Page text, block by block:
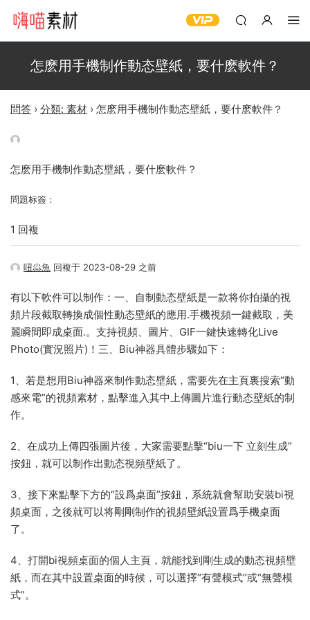
怎麽用手機制作動态壁紙，要什麽軟件？
問答 › 分類: 素材 › 怎麽用手機制作動态壁紙，要什麽軟件？
怎麽用手機制作動态壁紙，要什麽軟件？
問題标簽：
1 回複
吜尛魚 回複于 2023-08-29 之前
有以下軟件可以制作：一、自制動态壁紙是一款将你拍攝的視
頻片段截取轉換成個性動态壁紙的應用.手機視頻一鍵截取，美
麗瞬間即成桌面.。支持視頻、圖片、GIF一鍵快速轉化Live
Photo(實況照片)！三、Biu神器具體步驟如下：
1、若是想用Biu神器來制作動态壁紙，需要先在主頁裏搜索“動
感來電”的視頻素材，點擊進入其中上傳圖片進行動态壁紙的制
作。
2、在成功上傳四張圖片後，大家需要點擊“biu一下 立刻生成”
按鈕，就可以制作出動态視頻壁紙了。
3、接下來點擊下方的“設爲桌面”按鈕，系統就會幫助安裝bi視
頻桌面，之後就可以将剛剛制作的視頻壁紙設置爲手機桌面
了。
4、打開bi視頻桌面的個人主頁，就能找到剛生成的動态視頻壁
紙，而在其中設置桌面的時候，可以選擇“有聲模式”或“無聲模
式”。